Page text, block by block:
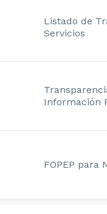
Listado de
Servicios
Información
FOPEP para